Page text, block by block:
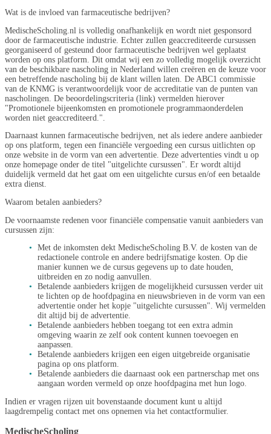
Wat is de invloed van farmaceutische bedrijven?
MedischeScholing.nl is volledig onafhankelijk en wordt niet gesponsord
door de farmaceutische industrie. Echter zullen geaccrediteerde cursussen
georganiseerd of gesteund door farmaceutische bedrijven wel geplaatst
worden op ons platform. Dit omdat wij een zo volledig mogelijk overzicht
van de beschikbare nascholing in Nederland willen creëren en de keuze voor
een betreffende nascholing bij de klant willen laten. De ABC1 commissie
van de KNMG is verantwoordelijk voor de accreditatie van de punten van
nascholingen. De beoordelingscriteria (link) vermelden hierover
"Promotionele bijeenkomsten en promotionele programmaonderdelen
worden niet geaccrediteerd.".
Daarnaast kunnen farmaceutische bedrijven, net als iedere andere aanbieder
op ons platform, tegen een financiële vergoeding een cursus uitlichten op
onze website in de vorm van een advertentie. Deze advertenties vindt u op
onze homepage onder de titel "uitgelichte cursussen". Er wordt altijd
duidelijk vermeld dat het gaat om een uitgelichte cursus en/of een betaalde
extra dienst.
Waarom betalen aanbieders?
De voornaamste redenen voor financiële compensatie vanuit aanbieders van
cursussen zijn:
Met de inkomsten dekt MedischeScholing B.V. de kosten van de
redactionele controle en andere bedrijfsmatige kosten. Op die
manier kunnen we de cursus gegevens up to date houden,
uitbreiden en zo nodig aanvullen.
Betalende aanbieders krijgen de mogelijkheid cursussen verder uit
te lichten op de hoofdpagina en nieuwsbrieven in de vorm van een
advertentie onder het kopje "uitgelichte cursussen". Wij vermelden
dit altijd bij de advertentie.
Betalende aanbieders hebben toegang tot een extra admin
omgeving waarin ze zelf ook content kunnen toevoegen en
aanpassen.
Betalende aanbieders krijgen een eigen uitgebreide organisatie
pagina op ons platform.
Betalende aanbieders die daarnaast ook een partnerschap met ons
aangaan worden vermeld op onze hoofdpagina met hun logo.
Indien er vragen rijzen uit bovenstaande document kunt u altijd
laagdrempelig contact met ons opnemen via het contactformulier.
MedischeScholing